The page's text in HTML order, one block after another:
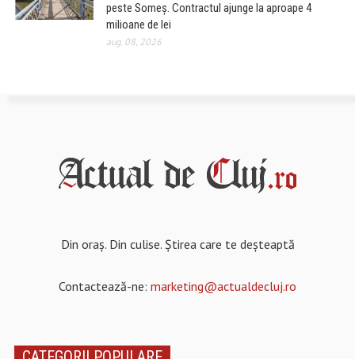
peste Someș. Contractul ajunge la aproape 4
milioane de lei
aug. 08, 2026
Din oraș. Din culise. Știrea care te deșteaptă
Contactează-ne: marketing@actualdecluj.ro